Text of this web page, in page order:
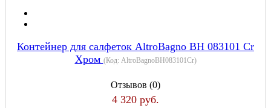
Контейнер для салфеток AltroBagno BH 083101 Cr
Хром (Код: AltroBagnoBH083101Cr)
Отзывов (0)
4 320 руб.